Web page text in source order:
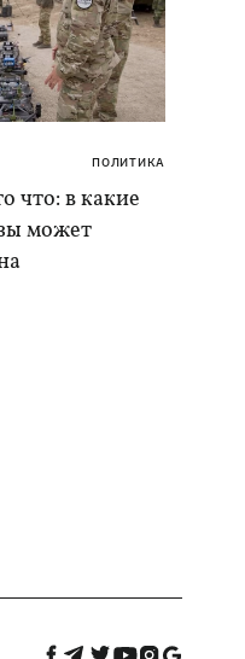
ПОЛИТИКА
что: в какие
может